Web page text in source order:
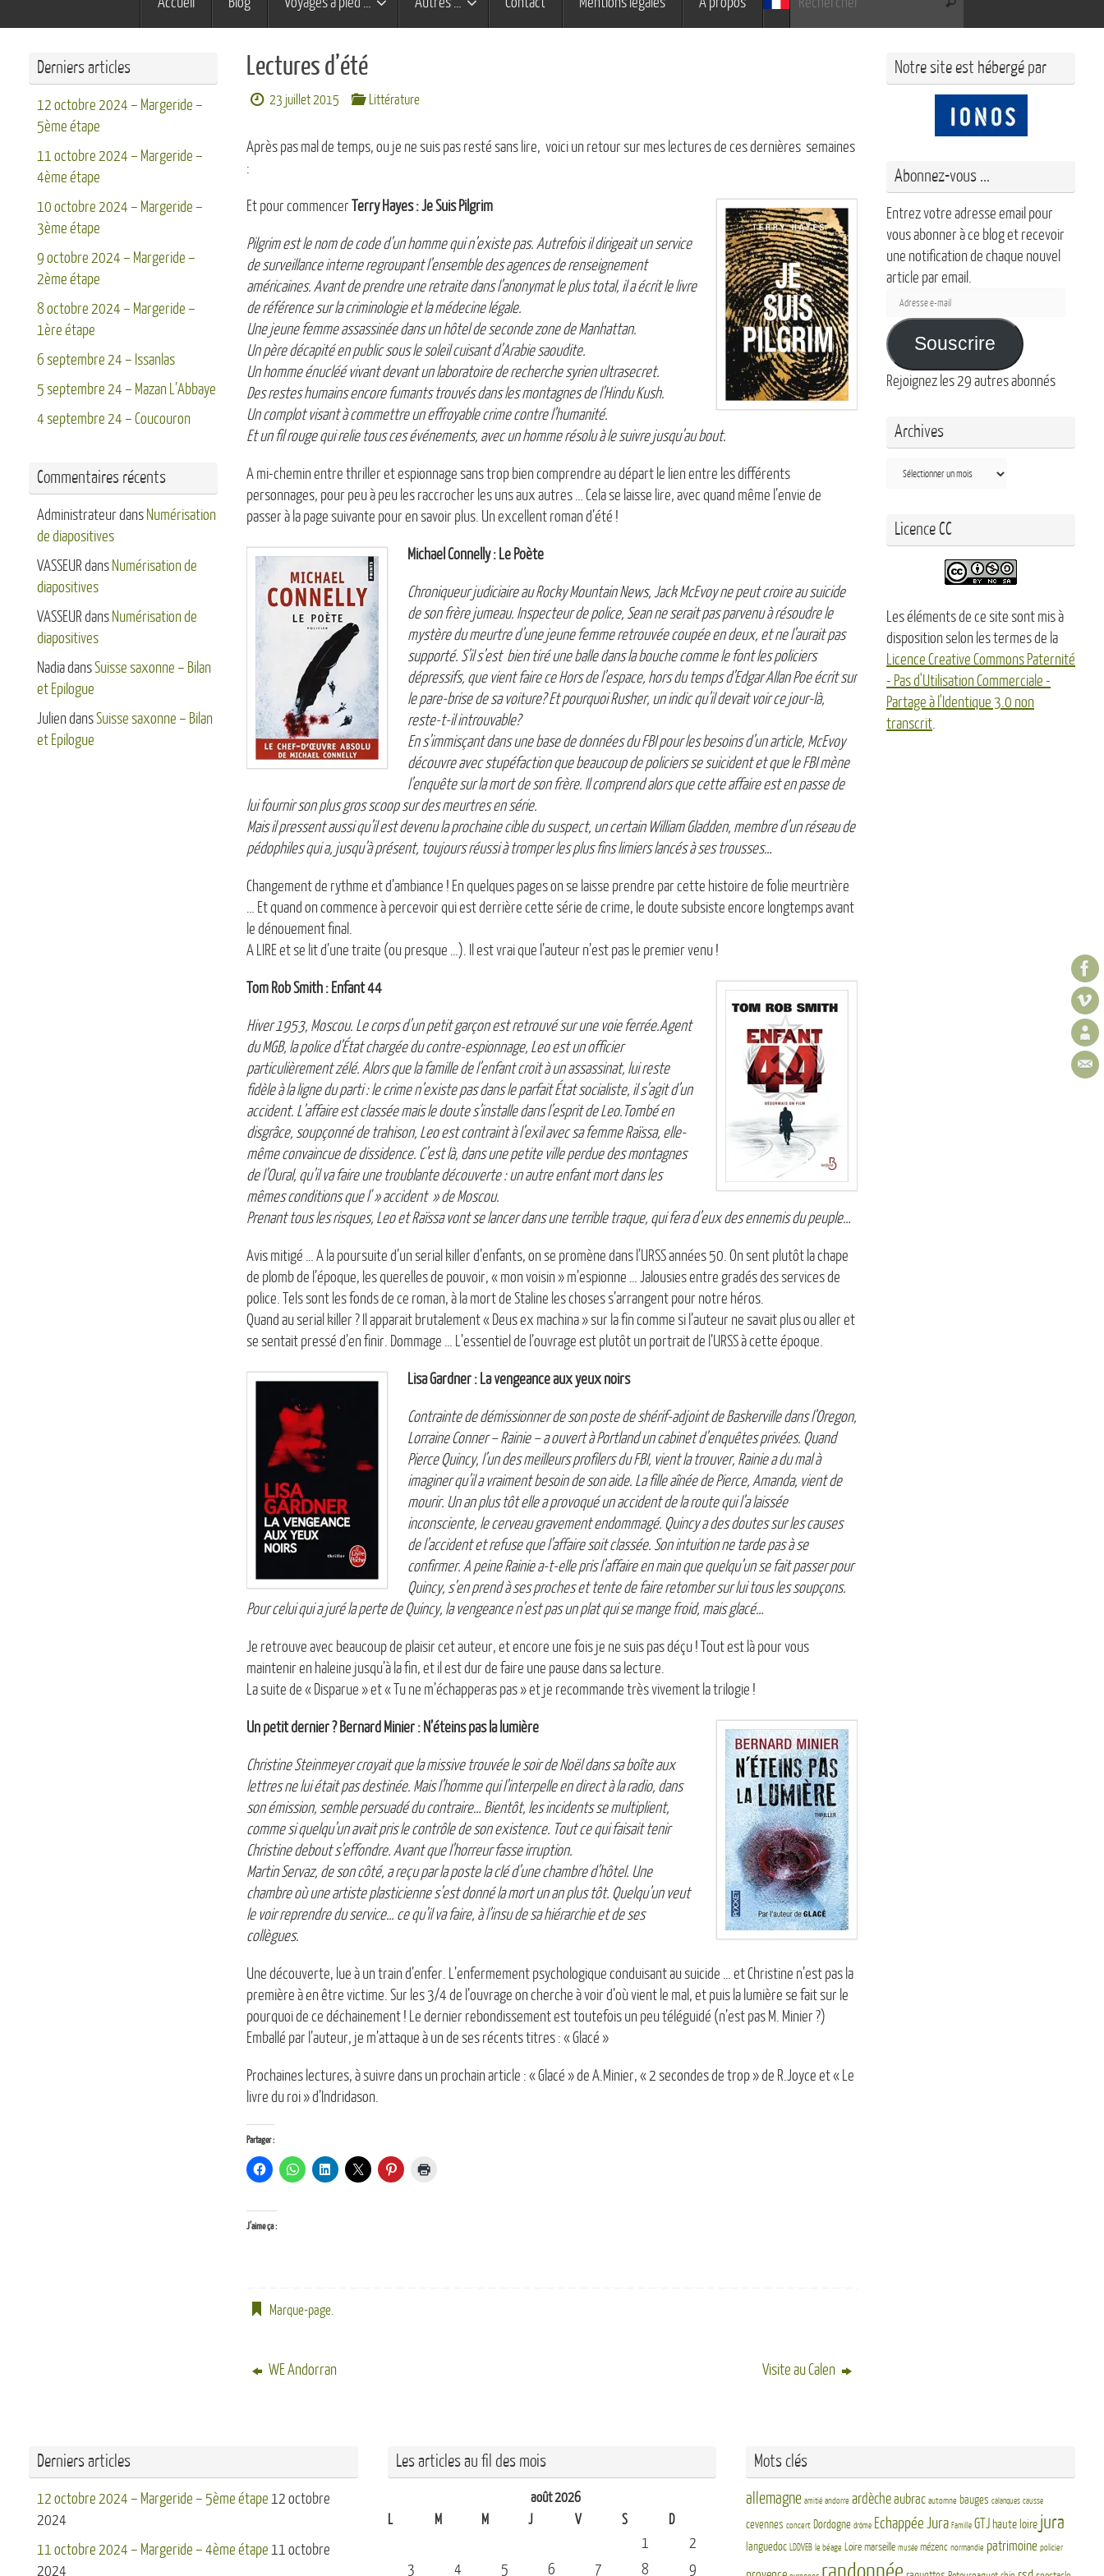
Lectures d’été
23 juillet 2015 Littérature
Après pas mal de temps, ou je ne suis pas resté sans lire, voici un retour sur mes lectures de ces dernières semaines
:
Et pour commencer Terry Hayes : Je Suis Pilgrim
Pilgrim est le nom de code d’un homme qui n’existe pas. Autrefois il dirigeait un service
de surveillance interne regroupant l’ensemble des agences de renseignement
américaines. Avant de prendre une retraite dans l’anonymat le plus total, il a écrit le livre
de référence sur la criminologie et la médecine légale.
Une jeune femme assassinée dans un hôtel de seconde zone de Manhattan.
Un père décapité en public sous le soleil cuisant d’Arabie saoudite.
Un homme énucléé vivant devant un laboratoire de recherche syrien ultrasecret.
Des restes humains encore fumants trouvés dans les montagnes de l’Hindu Kush.
Un complot visant à commettre un effroyable crime contre l’humanité.
Et un fil rouge qui relie tous ces événements, avec un homme résolu à le suivre jusqu’au bout.
A mi-chemin entre thriller et espionnage sans trop bien comprendre au départ le lien entre les différents
personnages, pour peu à peu les raccrocher les uns aux autres … Cela se laisse lire, avec quand même l’envie de
passer à la page suivante pour en savoir plus. Un excellent roman d’été !
Michael Connelly : Le Poète
Chroniqueur judiciaire au Rocky Mountain News, Jack McEvoy ne peut croire au suicide
de son frère jumeau. Inspecteur de police, Sean ne serait pas parvenu à résoudre le
mystère du meurtre d’une jeune femme retrouvée coupée en deux, et ne l’aurait pas
supporté. S’il s’est bien tiré une balle dans la bouche comme le font les policiers
dépressifs, que vient faire ce Hors de l’espace, hors du temps d’Edgar Allan Poe écrit sur
le pare-brise de sa voiture? Et pourquoi Rusher, un indic qu’il devait voir ce jour-là,
reste-t-il introuvable?
En s’immisçant dans une base de données du FBI pour les besoins d’un article, McEvoy
découvre avec stupéfaction que beaucoup de policiers se suicident et que le FBI mène
l’enquête sur la mort de son frère. Il comprend alors que cette affaire est en passe de
lui fournir son plus gros scoop sur des meurtres en série.
Mais il pressent aussi qu’il est devenu la prochaine cible du suspect, un certain William Gladden, membre d’un réseau de
pédophiles qui a, jusqu’à présent, toujours réussi à tromper les plus fins limiers lancés à ses trousses…
Changement de rythme et d’ambiance ! En quelques pages on se laisse prendre par cette histoire de folie meurtrière
… Et quand on commence à percevoir qui est derrière cette série de crime, le doute subsiste encore longtemps avant
le dénouement final.
A LIRE et se lit d’une traite (ou presque …). Il est vrai que l’auteur n’est pas le premier venu !
Tom Rob Smith : Enfant 44
Hiver 1953, Moscou. Le corps d’un petit garçon est retrouvé sur une voie ferrée.Agent
du MGB, la police d’État chargée du contre-espionnage, Leo est un officier
particulièrement zélé. Alors que la famille de l’enfant croit à un assassinat, lui reste
fidèle à la ligne du parti : le crime n’existe pas dans le parfait État socialiste, il s’agit d’un
accident. L’affaire est classée mais le doute s’installe dans l’esprit de Leo.Tombé en
disgrâce, soupçonné de trahison, Leo est contraint à l’exil avec sa femme Raïssa, elle-
même convaincue de dissidence. C’est là, dans une petite ville perdue des montagnes
de l’Oural, qu’il va faire une troublante découverte : un autre enfant mort dans les
mêmes conditions que l' » accident » de Moscou.
Prenant tous les risques, Leo et Raïssa vont se lancer dans une terrible traque, qui fera d’eux des ennemis du peuple…
Avis mitigé … A la poursuite d’un serial killer d’enfants, on se promène dans l’URSS années 50. On sent plutôt la chape
de plomb de l’époque, les querelles de pouvoir, « mon voisin » m’espionne … Jalousies entre gradés des services de
police. Tels sont les fonds de ce roman, à la mort de Staline les choses s’arrangent pour notre héros.
Quand au serial killer ? Il apparait brutalement « Deus ex machina » sur la fin comme si l’auteur ne savait plus ou aller et
se sentait pressé d’en finir. Dommage … L’essentiel de l’ouvrage est plutôt un portrait de l’URSS à cette époque.
Lisa Gardner : La vengeance aux yeux noirs
Contrainte de démissionner de son poste de shérif-adjoint de Baskerville dans l’Oregon,
Lorraine Conner – Rainie – a ouvert à Portland un cabinet d’enquêtes privées. Quand
Pierce Quincy, l’un des meilleurs profilers du FBI, vient la trouver, Rainie a du mal à
imaginer qu’il a vraiment besoin de son aide. La fille aînée de Pierce, Amanda, vient de
mourir. Un an plus tôt elle a provoqué un accident de la route qui l’a laissée
inconsciente, le cerveau gravement endommagé. Quincy a des doutes sur les causes
de l’accident et refuse que l’affaire soit classée. Son intuition ne tarde pas à se
confirmer. A peine Rainie a-t-elle pris l’affaire en main que quelqu’un se fait passer pour
Quincy, s’en prend à ses proches et tente de faire retomber sur lui tous les soupçons.
Pour celui qui a juré la perte de Quincy, la vengeance n’est pas un plat qui se mange froid, mais glacé…
Je retrouve avec beaucoup de plaisir cet auteur, et encore une fois je ne suis pas déçu ! Tout est là pour vous
maintenir en haleine jusqu’à la fin, et il est dur de faire une pause dans sa lecture.
La suite de « Disparue » et « Tu ne m’échapperas pas » et je recommande très vivement la trilogie !
Un petit dernier ? Bernard Minier : N’éteins pas la lumière
Christine Steinmeyer croyait que la missive trouvée le soir de Noël dans sa boîte aux
lettres ne lui était pas destinée. Mais l’homme qui l’interpelle en direct à la radio, dans
son émission, semble persuadé du contraire… Bientôt, les incidents se multiplient,
comme si quelqu’un avait pris le contrôle de son existence. Tout ce qui faisait tenir
Christine debout s’effondre. Avant que l’horreur fasse irruption.
Martin Servaz, de son côté, a reçu par la poste la clé d’une chambre d’hôtel. Une
chambre où une artiste plasticienne s’est donné la mort un an plus tôt. Quelqu’un veut
le voir reprendre du service… ce qu’il va faire, à l’insu de sa hiérarchie et de ses
collègues.
Une découverte, lue à un train d’enfer. L’enfermement psychologique conduisant au suicide … et Christine n’est pas la
première à en être victime. Sur les 3/4 de l’ouvrage on cherche à voir d’où vient le mal, et puis la lumière se fait sur le
pourquoi de ce déchainement ! Le dernier rebondissement est toutefois un peu téléguidé (n’est pas M. Minier ?)
Emballé par l’auteur, je m’attaque à un de ses récents titres : « Glacé »
Prochaines lectures, à suivre dans un prochain article : « Glacé » de A.Minier, « 2 secondes de trop » de R.Joyce et « Le
livre du roi » d’Indridason.
Partager :
J’aime ça :
Marque-page.
WE Andorran Visite au Calen
Derniers articles
12 octobre 2024 – Margeride –
5ème étape
11 octobre 2024 – Margeride –
4ème étape
10 octobre 2024 – Margeride –
3ème étape
9 octobre 2024 – Margeride –
2ème étape
8 octobre 2024 – Margeride –
1ère étape
6 septembre 24 – Issanlas
5 septembre 24 – Mazan L’Abbaye
4 septembre 24 – Coucouron
Commentaires récents
Administrateurdans Numérisation
de diapositives
VASSEUR dans Numérisation de
diapositives
VASSEUR dans Numérisation de
diapositives
NadiadansSuisse saxonne – Bilan
et Epilogue
Julien dansSuisse saxonne – Bilan
et Epilogue
Notre site est hébergé par
Abonnez-vous ...
Entrez votre adresse email pour
vous abonner à ce blog et recevoir
une notification de chaque nouvel
article par email.
Adresse
e-
mail
Souscrire
Rejoignez les 29 autres abonnés
Archives
Archives
Licence CC
Les éléments de ce site sont mis à
disposition selon les termes de la
Licence Creative Commons Paternité
- Pas d'Utilisation Commerciale -
Partage à l'Identique 3.0 non
transcrit
Derniers articles
12 octobre 2024 – Margeride – 5ème étape 12 octobre
2024
11 octobre 2024 – Margeride – 4ème étape 11 octobre
2024
Les articles au fil des mois
août 2026
L
M M J V S D
1
2
3
4 5 6 7 8 9
Mots clés
allemagne amitié andorre ardècheaubrac automne bauges calanques causse
cevennes concert Dordogne drôme Echappée Jura Famille GTJ haute loire jura
languedoc LDDVEB le béage Loire marseille musée mézenc normandie patrimoine policier